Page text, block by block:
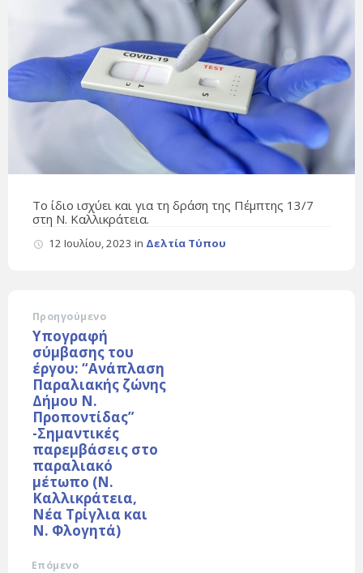
Το ίδιο ισχύει και για τη δράση της Πέμπτης 13/7
στη Ν. Καλλικράτεια.
12 Ιουλίου, 2023 in Δελτία Τύπου
Προηγούμενο
Υπογραφή
σύμβασης του
έργου: “Ανάπλαση
Παραλιακής ζώνης
Δήμου Ν.
Προποντίδας”
-Σημαντικές
παρεμβάσεις στο
παραλιακό
μέτωπο (Ν.
Καλλικράτεια,
Νέα Τρίγλια και
Ν. Φλογητά)
Επόμενο